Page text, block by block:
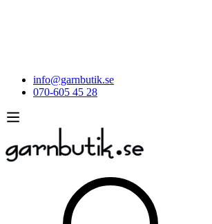
info@garnbutik.se
070-605 45 28